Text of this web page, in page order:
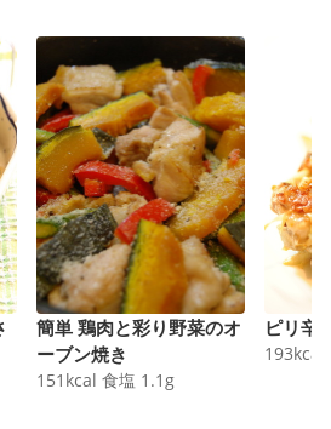
簡単 鶏肉と彩り野菜のオ
ーブン焼き
151 kcal 食塩 1.1g
ピリ辛
193kcal